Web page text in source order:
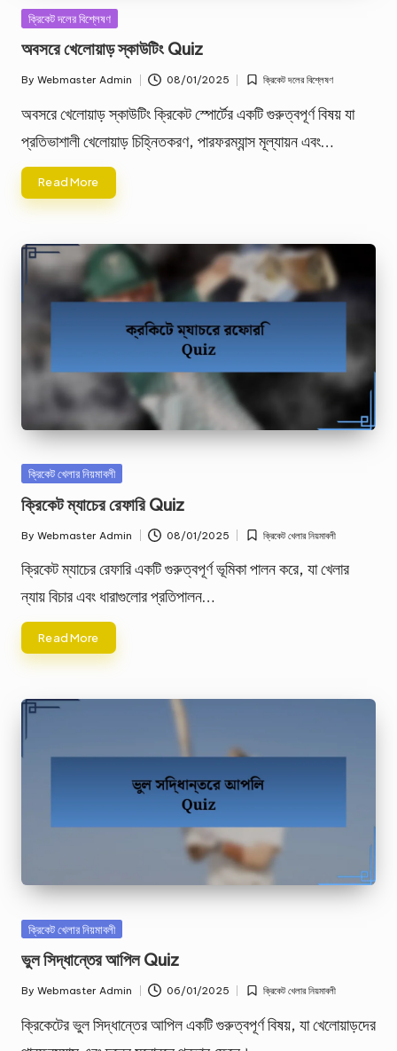
Posted
ক্রিকেট দলের বিশ্লেষণ
অবসরে খেলোয়াড় স্কাউটিং Quiz
Posted
By Webmaster Admin 08/01/2025
Posted
ক্রিকেট দলের বিশ্লেষণ
অবসরে খেলোয়াড় স্কাউটিং ক্রিকেট স্পোর্টের একটি গুরুত্বপূর্ণ বিষয় যা
প্রতিভাশালী খেলোয়াড় চিহ্নিতকরণ, পারফরম্যান্স মূল্যায়ন এবং…
Read More
Posted
ক্রিকেট খেলার নিয়মাবলী
ক্রিকেট ম্যাচের রেফারি Quiz
Posted
by
By Webmaster Admin 08/01/2025
Posted
ক্রিকেট খেলার নিয়মাবলী
ক্রিকেট ম্যাচের রেফারি একটি গুরুত্বপূর্ণ ভূমিকা পালন করে, যা খেলার
ন্যায় বিচার এবং ধারাগুলোর প্রতিপালন…
Read More
Posted
ক্রিকেট খেলার নিয়মাবলী
ভুল সিদ্ধান্তের আপিল Quiz
Posted
by
By Webmaster Admin 06/01/2025
Posted
ক্রিকেট খেলার নিয়মাবলী
ক্রিকেটের ভুল সিদ্ধান্তের আপিল একটি গুরুত্বপূর্ণ বিষয়, যা খেলোয়াড়দের